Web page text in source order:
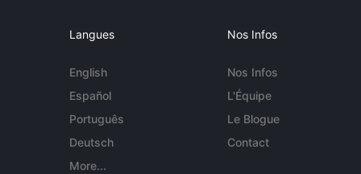
Langues
English
Español
Português
Deutsch
More...
Nos Infos
Nos Infos
L'Équipe
Le Blogue
Contact